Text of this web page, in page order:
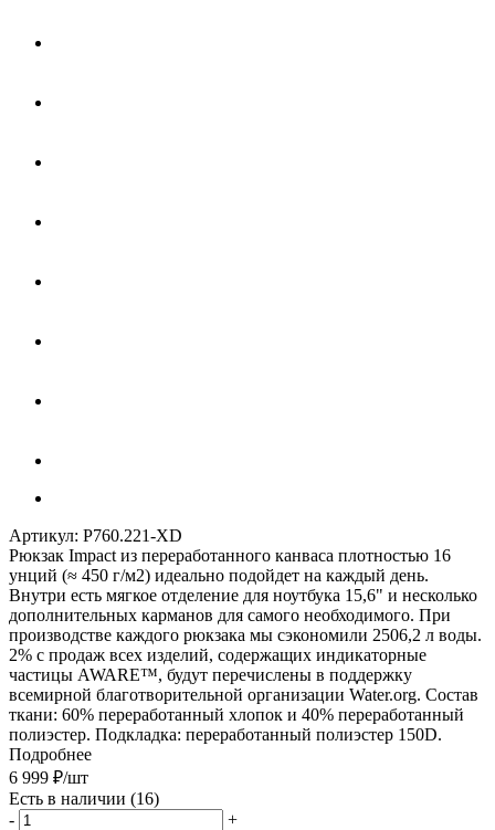
Артикул: P760.221-XD
Рюкзак Impact из переработанного канваса плотностью 16
унций (≈ 450 г/м2) идеально подойдет на каждый день.
Внутри есть мягкое отделение для ноутбука 15,6" и несколько
дополнительных карманов для самого необходимого. При
производстве каждого рюкзака мы сэкономили 2506,2 л воды.
2% с продаж всех изделий, содержащих индикаторные
частицы AWARE™, будут перечислены в поддержку
всемирной благотворительной организации Water.org. Состав
ткани: 60% переработанный хлопок и 40% переработанный
полиэстер. Подкладка: переработанный полиэстер 150D.
Подробнее
6 999 ₽/шт
Есть в наличии (16)
-
+